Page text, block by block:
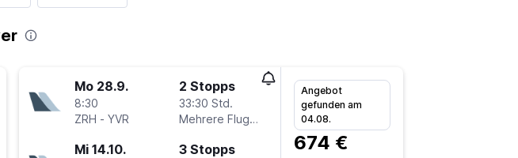
Mo 28.9.
8:30
ZRH - YVR
2 Stopps
33:30 Std.
Mehrere Fluglinien
Mi 14.10. 3 Stopps
Angebot
gefunden am
04.08.
674 €